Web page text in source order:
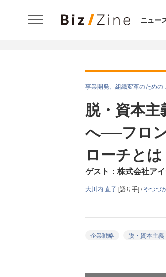
ニュー
事業開発、組織変革のための
脱・資本
へ──フロ
ローチとは
ゲスト：株式会社ア
大川内 直子[語り手] /やつづ
企業戦略 脱・資本主義